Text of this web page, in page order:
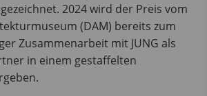
2024 wird der Preis vom
(DAM) bereits zum
Zusammenarbeit mit JUNG als
in einem gestaffelten